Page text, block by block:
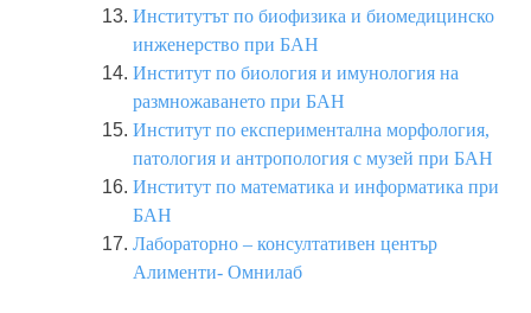
Институтът по биофизика и биомедицинско
инженерство при БАН
Институт по биология и имунология на
размножаването при БАН
Институт по експериментална морфология,
патология и антропология с музей при БАН
Институт по математика и информатика при
БАН
Лабораторно – консултативен център
Алименти- Омнилаб